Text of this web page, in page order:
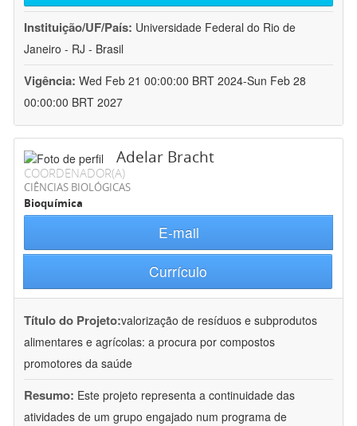
Instituição/UF/País: Universidade Federal do Rio de
Janeiro - RJ - Brasil
Vigência: Wed Feb 21 00:00:00 BRT 2024-Sun Feb 28
00:00:00 BRT 2027
Adelar Bracht
COORDENADOR(A)
CIÊNCIAS BIOLÓGICAS
Bioquímica
E-mail
Currículo
Título do Projeto:valorização de resíduos e subprodutos
alimentares e agrícolas: a procura por compostos
promotores da saúde
Resumo: Este projeto representa a continuidade das
atividades de um grupo engajado num programa de